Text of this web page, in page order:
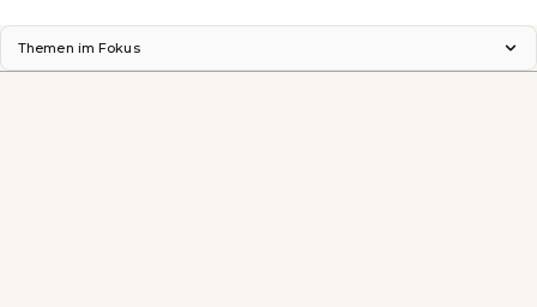
Themen im Fokus